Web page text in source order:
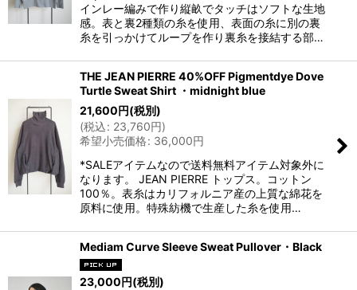
インレー編みで作り縦畝でタッチはソフトな生地
感。表と裏2種類の糸を使用、表面の糸に別の裏
糸を引っかけてループを作り裏糸を接結する部…
THE JEAN PIERRE 40%OFF Pigmentdye Dove
Turtle Sweat Shirt ・midnight blue
21,600円(税別)
(税込: 23,760円)
希望小売価格: 36,000円
*SALEアイテムなので送料無料アイテム対象外に
なります。 JEAN PIERRE トップス。コットン
100％。表糸はカリフォルニア産の上質な綿花を
原料に使用。特殊紡機で生産した糸を使用…
Mediam Curve Sleeve Sweat Pullover・Black
23,000円(税別)